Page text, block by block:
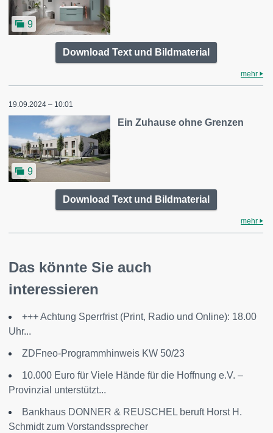
9
Download Text und Bildmaterial
mehr
19.09.2024 – 10:01
9
Ein Zuhause ohne Grenzen
Download Text und Bildmaterial
mehr
Das könnte Sie auch
interessieren
+++ Achtung Sperrfrist (Print, Radio und Online): 18.00
Uhr...
ZDFneo-Programmhinweis KW 50/23
10.000 Euro für Viele Hände für die Hoffnung e.V. –
Provinzial unterstützt...
Bankhaus DONNER & REUSCHEL beruft Horst H.
Schmidt zum Vorstandssprecher